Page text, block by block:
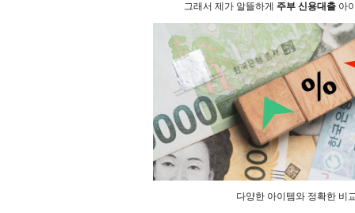
그래서 제가 알뜰하게 주부 신용대출 아
다양한 아이템와 정확한 비